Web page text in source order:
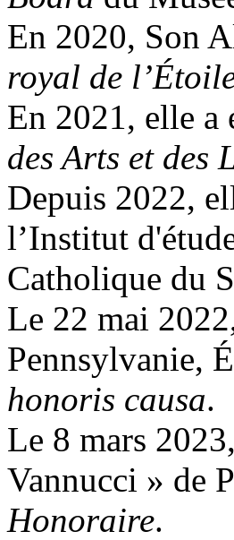
En 2020, Son
royal de
En 2021, elle a
des Arts et des
Depuis 2022,
l’Institut
Catholique du
Le 22 mai
Pennsylvanie,
honoris causa.
Le 8 mars
Vannucci » de
Honoraire.